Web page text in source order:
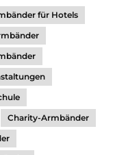
für Hotels
Charity-Armbänder